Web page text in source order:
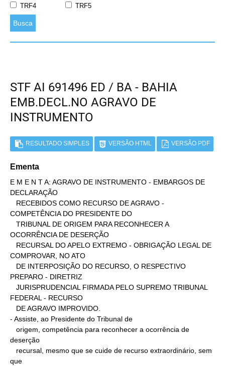
TRF4
TRF5
Busca
STF AI 691496 ED / BA - BAHIA
EMB.DECL.NO AGRAVO DE
INSTRUMENTO
RESULTADO SIMPLES VERSÃO HTML VERSÃO PDF
Ementa
E M E N T A: AGRAVO DE INSTRUMENTO - EMBARGOS DE
DECLARAÇÃO
COMPETÊNCIA DO PRESIDENTE DO
OCORRÊNCIA DE DESERÇÃO
COMPROVAR, NO ATO
PREPARO - DIRETRIZ
FEDERAL - RECURSO
- Assiste, ao Presidente do Tribunal de
deserção
que